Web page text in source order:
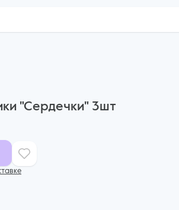
"Сердечки" 3шт